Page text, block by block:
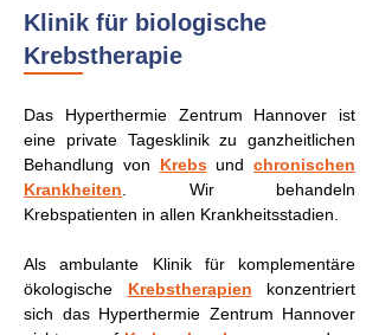
Klinik für biologische
Krebstherapie
Das Hyperthermie Zentrum Hannover ist
eine private Tagesklinik zu ganzheitlichen
Behandlung von Krebsund chronischen
Krankheiten . Wir behandeln
Krebspatienten in allen Krankheitsstadien.
Als ambulante Klinik für komplementäre
ökologische Krebstherapien konzentriert
sich das Hyperthermie Zentrum Hannover